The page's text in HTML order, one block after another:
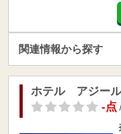
関連情報から探す
ホテル アジー
-点/